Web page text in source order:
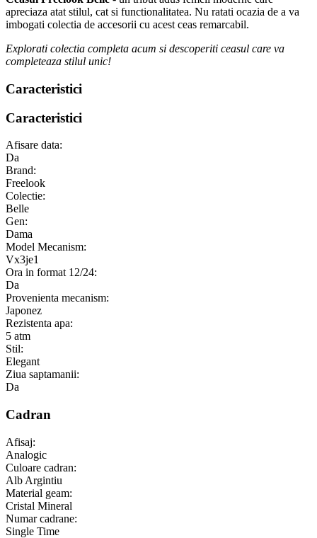
apreciaza atat stilul, cat si functionalitatea. Nu ratati ocazia de a va
imbogati colectia de accesorii cu acest ceas remarcabil.
Explorati colectia completa acum si descoperiti ceasul care va
completeaza stilul unic!
Caracteristici
Caracteristici
Afisare data:
Da
Brand:
Freelook
Colectie:
Belle
Gen:
Dama
Model Mecanism:
Vx3je1
Ora in format 12/24:
Da
Provenienta mecanism:
Japonez
Rezistenta apa:
5 atm
Stil:
Elegant
Ziua saptamanii:
Da
Cadran
Afisaj:
Analogic
Culoare cadran:
Alb Argintiu
Material geam:
Cristal Mineral
Numar cadrane:
Single Time